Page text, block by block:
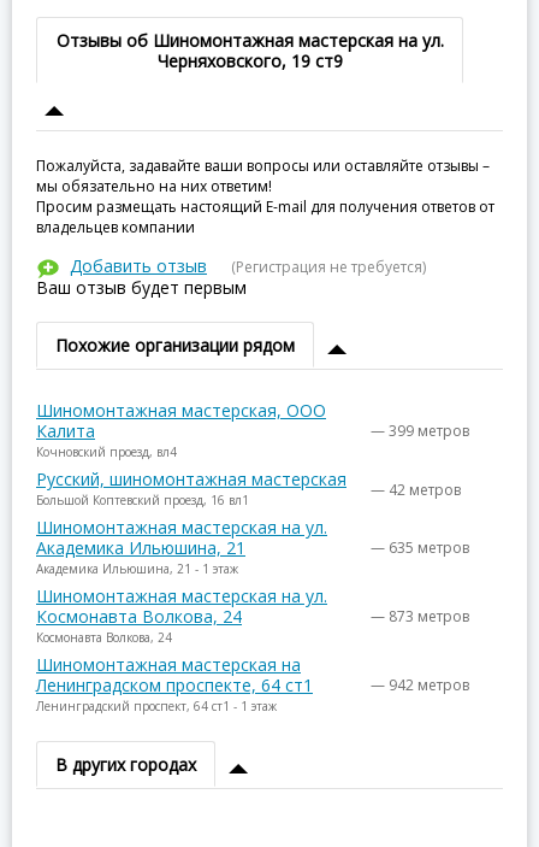
Отзывы об Шиномонтажная мастерская на ул.
Черняховского, 19 ст9
Пожалуйста, задавайте ваши вопросы или оставляйте отзывы –
мы обязательно на них ответим!
Просим размещать настоящий E-mail для получения ответов от
владельцев компании
Добавить отзыв (Регистрация не требуется)
Ваш отзыв будет первым
Похожие организации рядом
Шиномонтажная мастерская, ООО
Калита
Кочновский проезд, вл4
— 399 метров
Русский, шиномонтажная мастерская
Большой Коптевский проезд, 16 вл1 — 42 метров
Шиномонтажная мастерская на ул.
Академика Ильюшина, 21
Академика Ильюшина, 21 - 1 этаж
— 635 метров
Шиномонтажная мастерская на ул.
Космонавта Волкова, 24
Космонавта Волкова, 24
— 873 метров
Шиномонтажная мастерская на
Ленинградском проспекте, 64 ст1
Ленинградский проспект, 64 ст1 - 1 этаж
— 942 метров
В других городах